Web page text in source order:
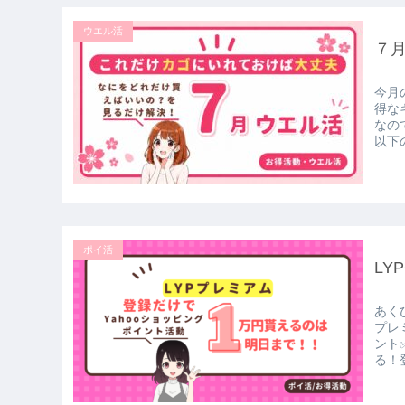
ウエル活
７
今月
得な
なの
以下
ポイ活
あく
プレ
ント
る！